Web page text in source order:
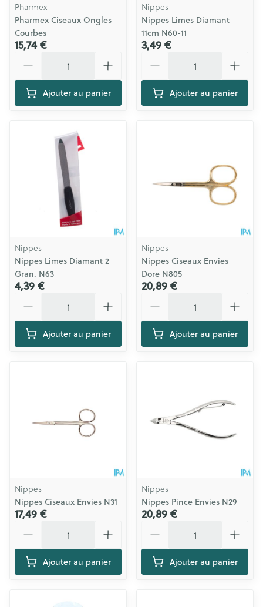
Pharmex
Pharmex Ciseaux Ongles
Courbes
15,74 €
Ajouter au panier
Nippes
Nippes Limes Diamant
11cm N60-11
3,49 €
Ajouter au panier
Nippes
Nippes Limes Diamant 2
Gran. N63
4,39 €
Ajouter au panier
Nippes
Nippes Ciseaux Envies
Dore N805
20,89 €
Ajouter au panier
Nippes
Nippes Ciseaux Envies N31
17,49 €
Ajouter au panier
Nippes
Nippes Pince Envies N29
20,89 €
Ajouter au panier